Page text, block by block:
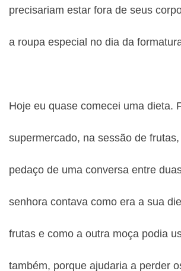
precisariam estar fora de seus
a roupa especial no dia da
Hoje eu quase comecei uma dieta.
supermercado, na sessão de
pedaço de uma conversa entre
senhora contava como era a sua
frutas e como a outra moça podia
também, porque ajudaria a perder